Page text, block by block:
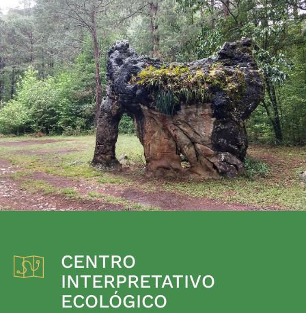
CENTRO
INTERPRETATIVO
ECOLÓGICO